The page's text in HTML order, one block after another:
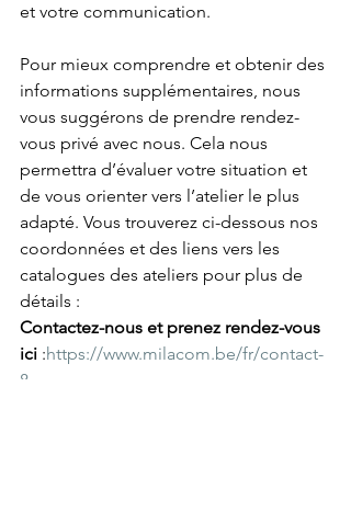
et votre communication.
Pour mieux comprendre et obtenir des
informations supplémentaires, nous
vous suggérons de prendre rendez-
vous privé avec nous. Cela nous
permettra d’évaluer votre situation et
de vous orienter vers l’atelier le plus
adapté. Vous trouverez ci-dessous nos
coordonnées et des liens vers les
catalogues des ateliers pour plus de
détails :
Contactez-nous et prenez rendez-vous
ici :https://www.milacom.be/fr/contact-
8